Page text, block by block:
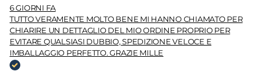
6 GIORNI FA
TUTTO VERAMENTE MOLTO BENE MI HANNO CHIAMATO PER
CHIARIRE UN DETTAGLIO DEL MIO ORDINE PROPRIO PER
EVITARE QUALSIASI DUBBIO, SPEDIZIONE VELOCE E
IMBALLAGGIO PERFETTO. GRAZIE MILLE